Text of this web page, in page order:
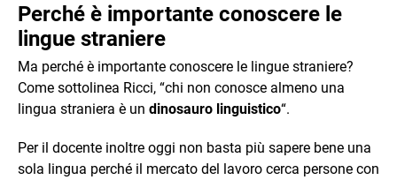
Perché è importante conoscere le
lingue straniere
Ma perché è importante conoscere le lingue straniere?
Come sottolinea Ricci, “chi non conosce almeno una
lingua straniera è un dinosauro linguistico“.
Per il docente inoltre oggi non basta più sapere bene una
sola lingua perché il mercato del lavoro cerca persone con